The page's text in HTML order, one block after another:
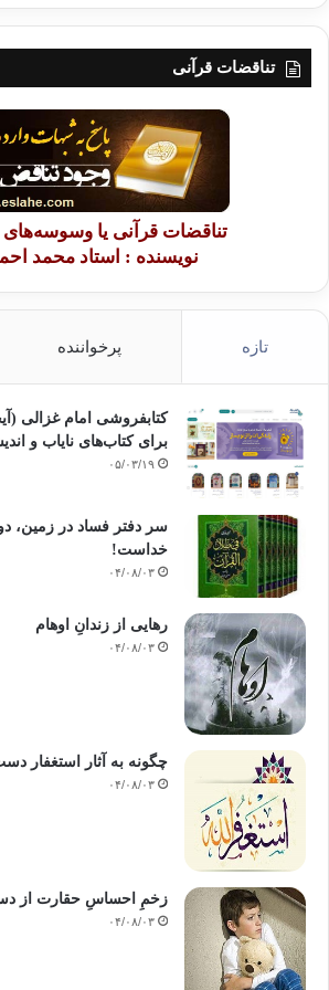
لبری بر سرم سایه کرده بود . به آن نگاه کردم و
فرشته ی کوه ها مرا به سویت روانه کرد تا هر چه
دهی . فرشته ی کوه ها مرا صدا زذ و گفت : ای
قومت را شنید و من فرشته ی کوه ها هستم و
بخواهی به من دستور دهی . از من چه می خواهی ؟
( دو کوه در اطراف مکه ) را بر سر آن ها فرو ریزم .
می خواهم که از نسل آن ها کسانی پدید آورد که خدا
شریکی قایل نشوند .
از ابن مسعود نقل شده است : « گویی پیامبر را
او خون را از صورتش پاک می کرد و می گفت : «
تناقضات قرآنی
تناقضات قرآنی یا
نویسنده : استاد محمد
تازه پرخواننده
کتابفروشی امام غزالی
برای کتاب‌های نایاب و
۰۵/۰۳/۱۹
سر دفتر فساد در زمین‌،
خداست‌!
۰۴/۰۸/۰۳
رهایی از زندانِ اوهام
۰۴/۰۸/۰۳
چگونه به آثار استغفار
۰۴/۰۸/۰۳
زخمِ احساسِ حقارت از
۰۴/۰۸/۰۳